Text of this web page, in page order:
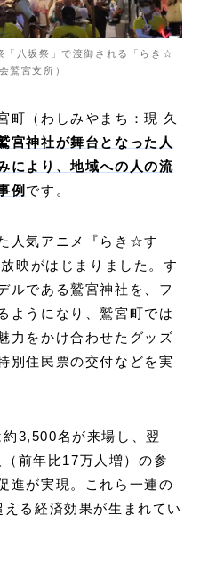
「八坂祭」で渡御される「らき☆
鷲宮支所）
町（わしみやまち：現 久
宮神社が舞台となった人
により、地域への人の流
例 です。
人気アニメ『らき☆す
映がはじまりました。す
ルである鷲宮神社を、フ
ようになり、鷲宮町では
力をかけ合わせたグッズ
別住民票の交付などを実
3,500名が来場し、翌
前年比17万人増）の参
進が実現。これら一連の
る経済効果が生まれてい